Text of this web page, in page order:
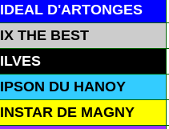
IDEAL D'ARTONGES
IX THE BEST
ILVES
IPSON DU HANOY
INSTAR DE MAGNY